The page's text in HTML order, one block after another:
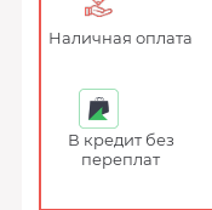
Наличная оплата
В кредит без
переплат